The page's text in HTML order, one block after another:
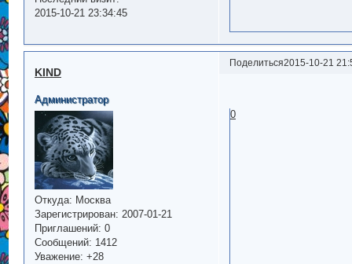
2015-10-21 23:34:45
Поделиться2015-10-21
KIND
Администратор
Откуда: Москва
Зарегистрирован: 2007-01-21
Приглашений: 0
Сообщений: 1412
Уважение: +28
0